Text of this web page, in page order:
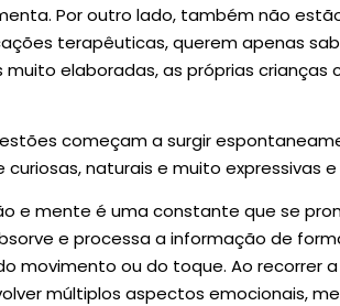
Por outro lado, também não
terapêuticas, querem apenas
elaboradas, as próprias crianças
começam a surgir
naturais e muito expressivas
e mente é uma constante que se
e processa a informação de
movimento ou do toque. Ao recorrer
múltiplos aspectos emocionais,